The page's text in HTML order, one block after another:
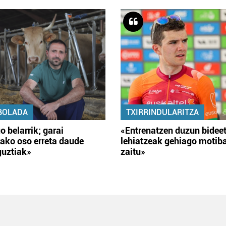
belarrik; garai
oso erreta daude
TXIRRINDULARITZA
«Entrenatzen duzun
lehiatzeak gehiago
zaitu»